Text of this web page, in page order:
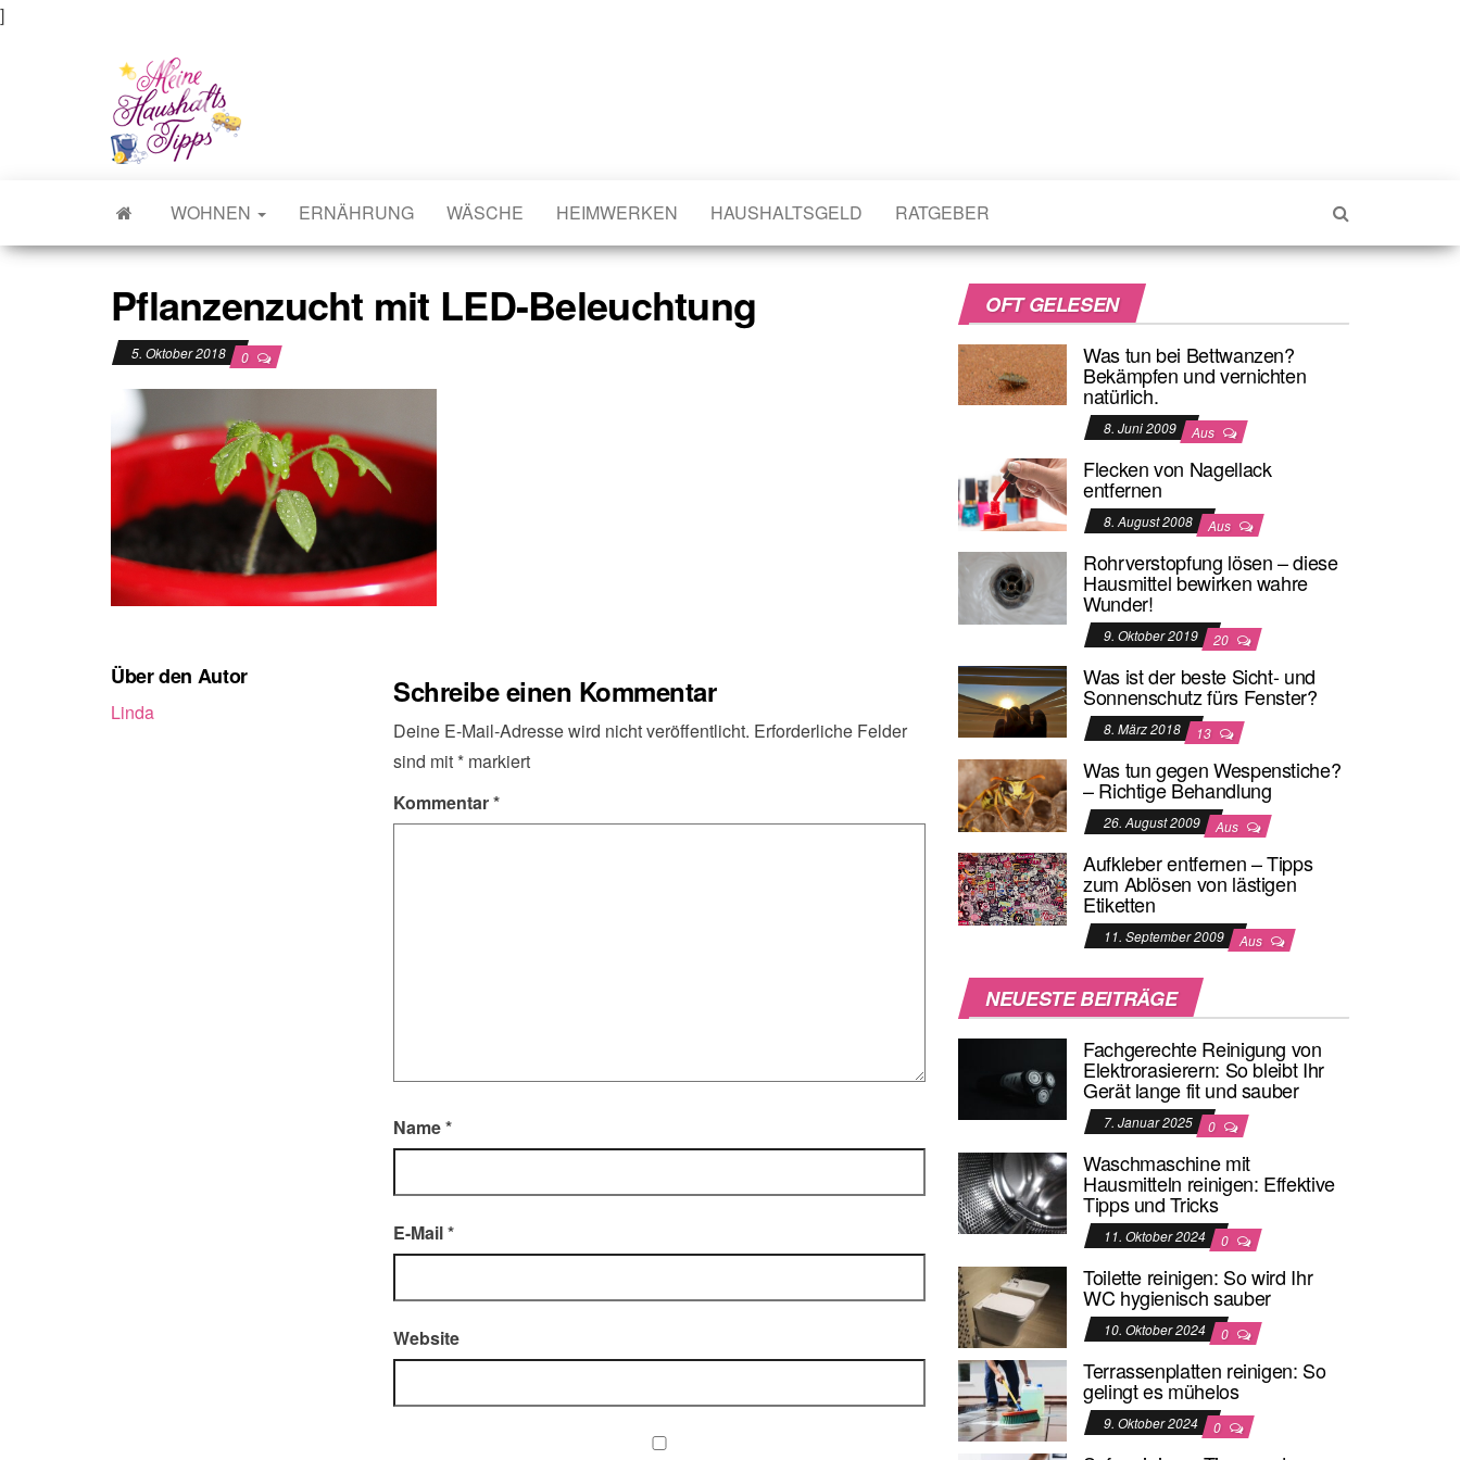
]
Meine Haushaltstipps
Das bisschen Haushalt . . .
WOHNEN ERNÄHRUNG WÄSCHE HEIMWERKEN HAUSHALTSGELD RATGEBER
Pflanzenzucht mit LED-Beleuchtung
5. Oktober 2018 0
Über den Autor
Linda
Schreibe einen Kommentar
Deine E-Mail-Adresse wird nicht veröffentlicht. Erforderliche Felder
sind mit *markiert
Kommentar*
Name*
E-Mail*
Website
OFT GELESEN
Was tun bei Bettwanzen?
Bekämpfen und vernichten
natürlich.
8. Juni 2009 Aus
Flecken von Nagellack
entfernen
8. August 2008 Aus
Rohrverstopfung lösen – diese
Hausmittel bewirken wahre
Wunder!
9. Oktober 2019 20
Was ist der beste Sicht- und
Sonnenschutz fürs Fenster?
8. März 2018 13
Was tun gegen Wespenstiche?
– Richtige Behandlung
26. August 2009 Aus
Aufkleber entfernen – Tipps
zum Ablösen von lästigen
Etiketten
11. September 2009 Aus
NEUESTE BEITRÄGE
Fachgerechte Reinigung von
Elektrorasierern: So bleibt Ihr
Gerät lange fit und sauber
7. Januar 2025 0
Waschmaschine mit
Hausmitteln reinigen: Effektive
Tipps und Tricks
11. Oktober 2024 0
Toilette reinigen: So wird Ihr
WC hygienisch sauber
10. Oktober 2024 0
Terrassenplatten reinigen: So
gelingt es mühelos
9. Oktober 2024 0